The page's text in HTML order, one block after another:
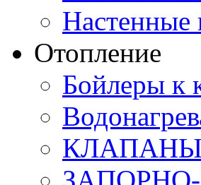
Настенные
Отопление
Бойлеры к
КЛАПАНЫ